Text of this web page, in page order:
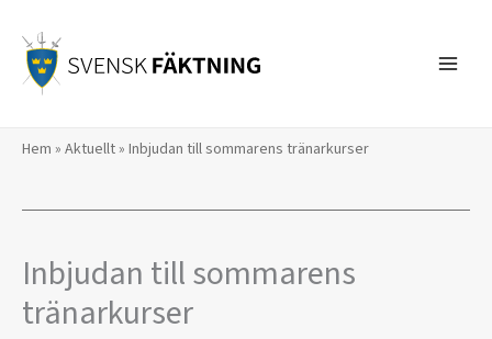
innehåll
Hem » Aktuellt» Inbjudan till sommarens tränarkurser
Inbjudan till sommarens
tränarkurser